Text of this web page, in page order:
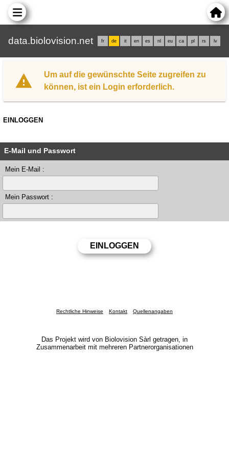
data.biolovision.net fr de it en es nl eu ca pl rs lv
Um auf die gewünschte Seite zugreifen zu
können, ist ein Login erforderlich.
EINLOGGEN
E-Mail und Passwort
Mein E-Mail :
Mein Passwort :
Rechtliche Hinweise Kontakt Quellenangaben
Das Projekt wird von Biolovision Sàrl getragen, in
Zusammenarbeit mit mehreren Partnerorganisationen